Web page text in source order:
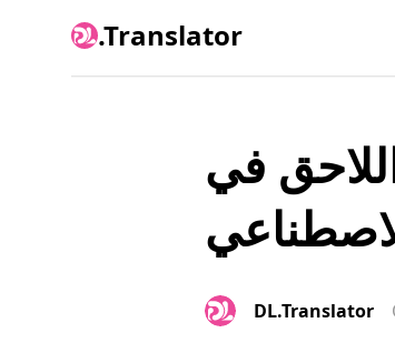
.Translator
في
DL.Translator